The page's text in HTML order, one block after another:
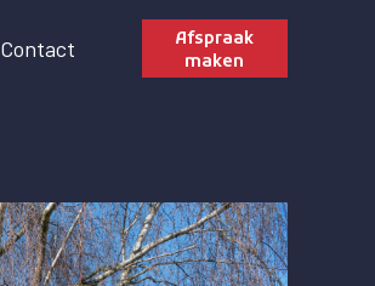
Contact
Afspraak
maken